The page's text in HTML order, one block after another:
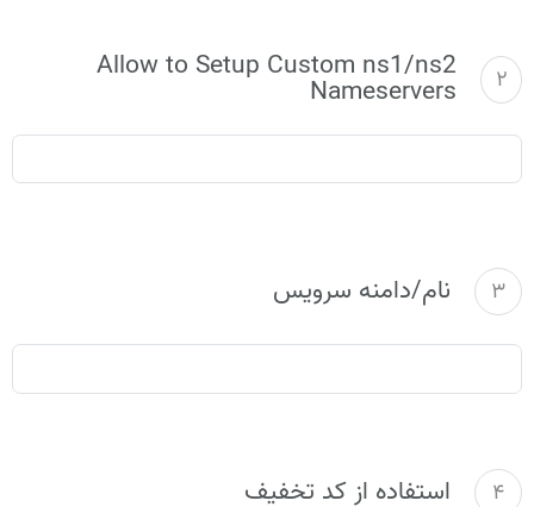
2
Allow to Setup Custom ns1/ns2
Nameservers
3 نام/دامنه سرویس
4 استفاده از کد تخفیف